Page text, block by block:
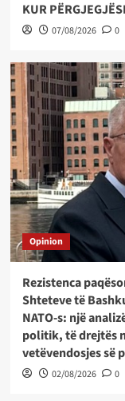
KUR
07/08/2026 0
Opinion
Rezistenca
Shteteve të
NATO-s: një
politik, të drejtës
vetëvendosjes së
02/08/2026 0